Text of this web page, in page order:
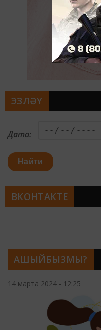
АШЫЙБЫЗМЫ?
14 марта 2024 - 12:25
ЭЗЛӘҮ
Дата:
Найти
ВКОНТАКТЕ